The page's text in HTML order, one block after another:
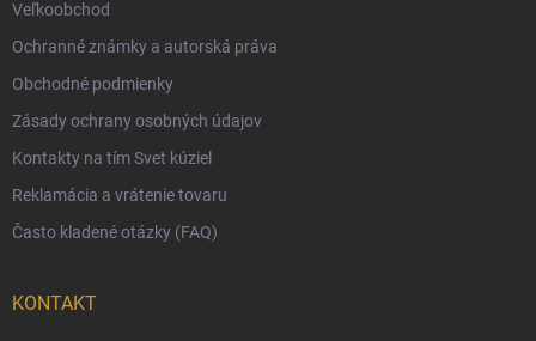
Vernostný program
Veľkoobchod
Ekologické balenie objednávok
Obchodné podmienky
Zásady ochrany osobných údajov
Veľkoobchod
Ochranné známky a autorská práva
Obchodné podmienky
Zásady ochrany osobných údajov
Kontakty na tím Svet kúziel
Reklamácia a vrátenie tovaru
Často kladené otázky (FAQ)
KONTAKT